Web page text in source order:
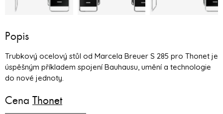
Popis
Trubkový ocelový stůl od Marcela Breuer S 285 pro Thonet je
úspěšným příkladem spojení Bauhausu, umění a technologie
do nové jednoty.
Cena Thonet